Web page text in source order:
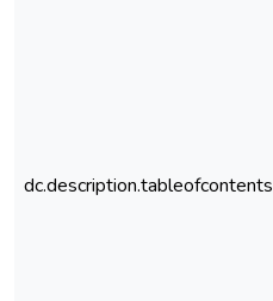
dc.description.tableofcontents